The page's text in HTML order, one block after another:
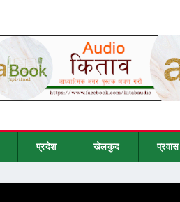
प्रदेश खेलकुद प्रवास